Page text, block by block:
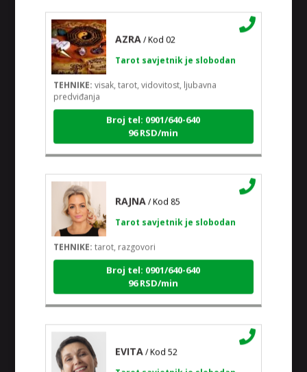
AZRA / Kod 02
Tarot savjetnik je slobodan
TEHNIKE:
visak, tarot, vidovitost, ljubavna
predviđanja
Broj tel: 0901/640-640
96 RSD/min
RAJNA / Kod 85
Tarot savjetnik je slobodan
TEHNIKE: tarot, razgovori
Broj tel: 0901/640-640
96 RSD/min
EVITA / Kod 52
Tarot savjetnik je slobodan